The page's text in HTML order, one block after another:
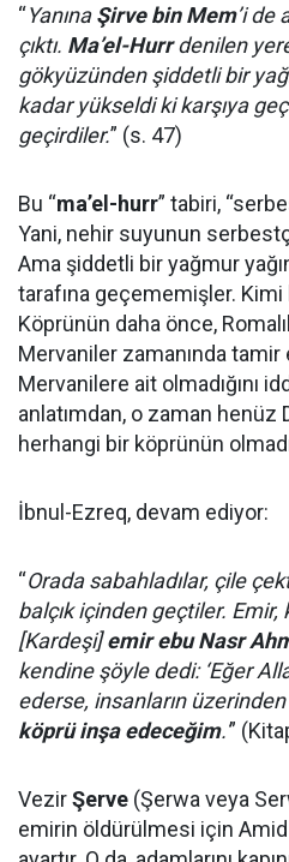
“YanınaŞirve bin Mem’i de
çıktı. Ma’el-Hurrdenilen
gökyüzünden şiddetli bir
kadar yükseldi ki karşıya
geçirdiler.” (s. 47)
Bu “ma’el-hurr” tabiri,
Yani, nehir suyunun
Ama şiddetli bir yağmur
tarafına geçememişler. Kimi
Köprünün daha önce,
Mervaniler zamanında tamir
Mervanilere ait olmadığını
anlatımdan, o zaman
herhangi bir köprünün
İbnul-Ezreq, devam ediyor:
“Orada sabahladılar, çile
balçık içinden geçtiler.
[Kardeşi]emir ebu Nasr
kendine şöyle dedi: ‘Eğer
ederse, insanların
köprü inşa edeceğim.'”
VezirŞerve (Şerwa veya
emirin öldürülmesi için Amid